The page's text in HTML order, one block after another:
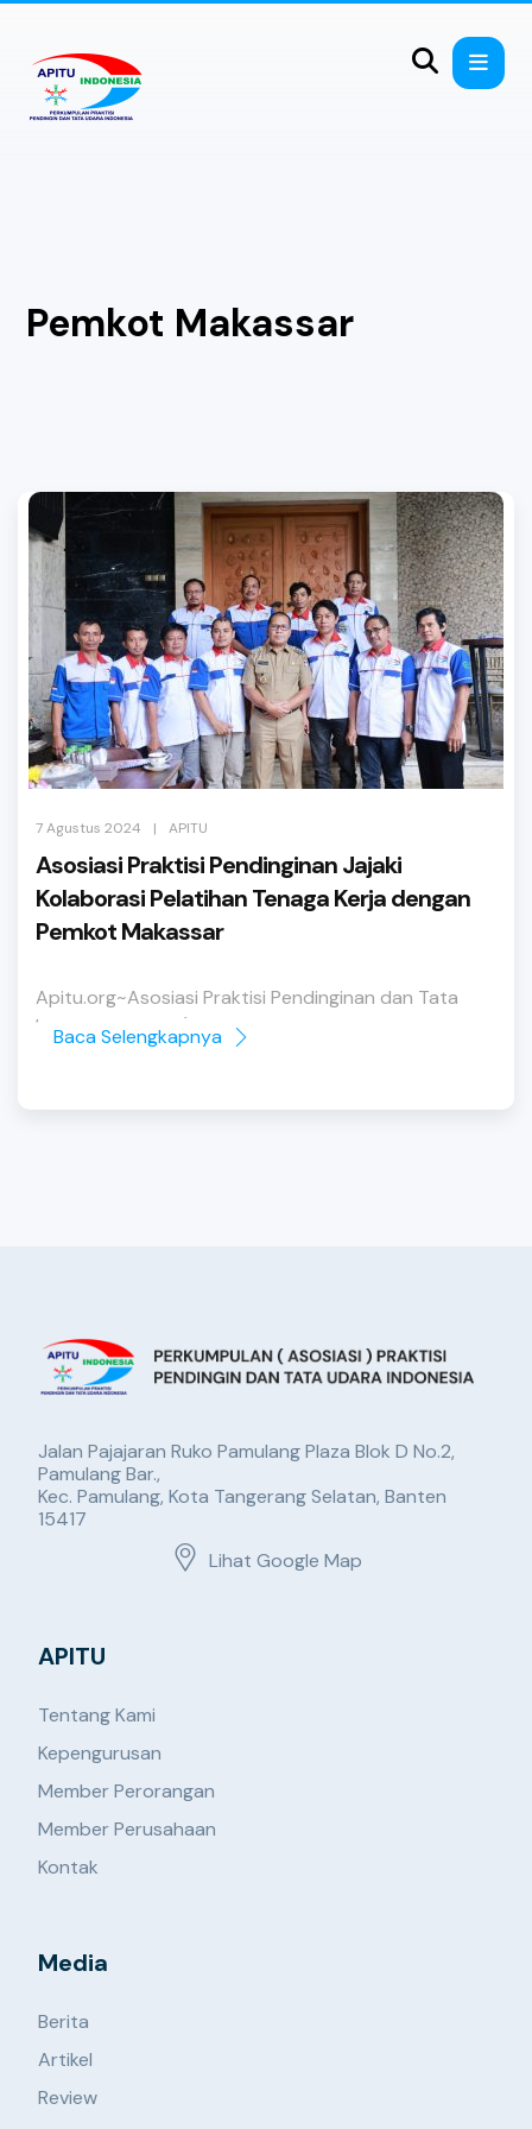
Pemkot Makassar
7 Agustus 2024 | APITU
Asosiasi Praktisi Pendinginan Jajaki
Kolaborasi Pelatihan Tenaga Kerja dengan
Pemkot Makassar
Apitu.org~Asosiasi Praktisi Pendinginan dan Tata
Udara Indonesia (APITU ...
Baca Selengkapnya
Jalan Pajajaran Ruko Pamulang Plaza Blok D No.2,
Pamulang Bar.,
Kec. Pamulang, Kota Tangerang Selatan, Banten
15417
Lihat Google Map
APITU
Tentang Kami
Kepengurusan
Member Perorangan
Member Perusahaan
Kontak
Media
Berita
Artikel
Review